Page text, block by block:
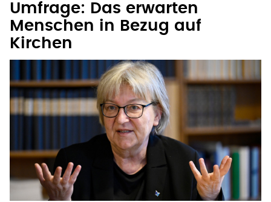
Umfrage: Das erwarten
Menschen in Bezug auf
Kirchen